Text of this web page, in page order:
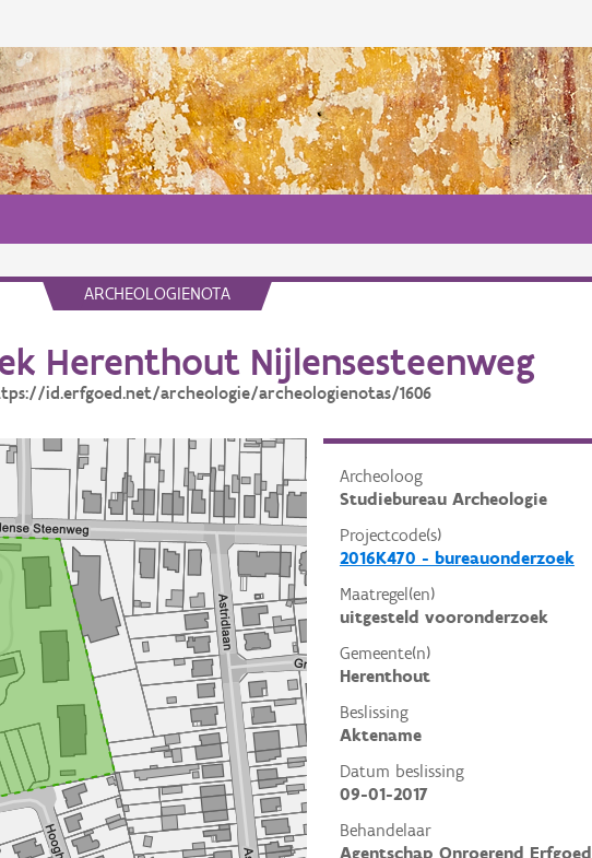
ARCHEOLOGIENOTA
Herenthout Nijlensesteenweg
id.erfgoed.net/archeologie/archeologienotas/1606
Archeoloog
Studiebureau Archeologie
Projectcode(s)
2016K470 - bureauonderzoek
Maatregel(en)
uitgesteld vooronderzoek
Gemeente(n)
Herenthout
Beslissing
Aktename
Datum beslissing
09-01-2017
Behandelaar
Agentschap Onroerend Erfgoed